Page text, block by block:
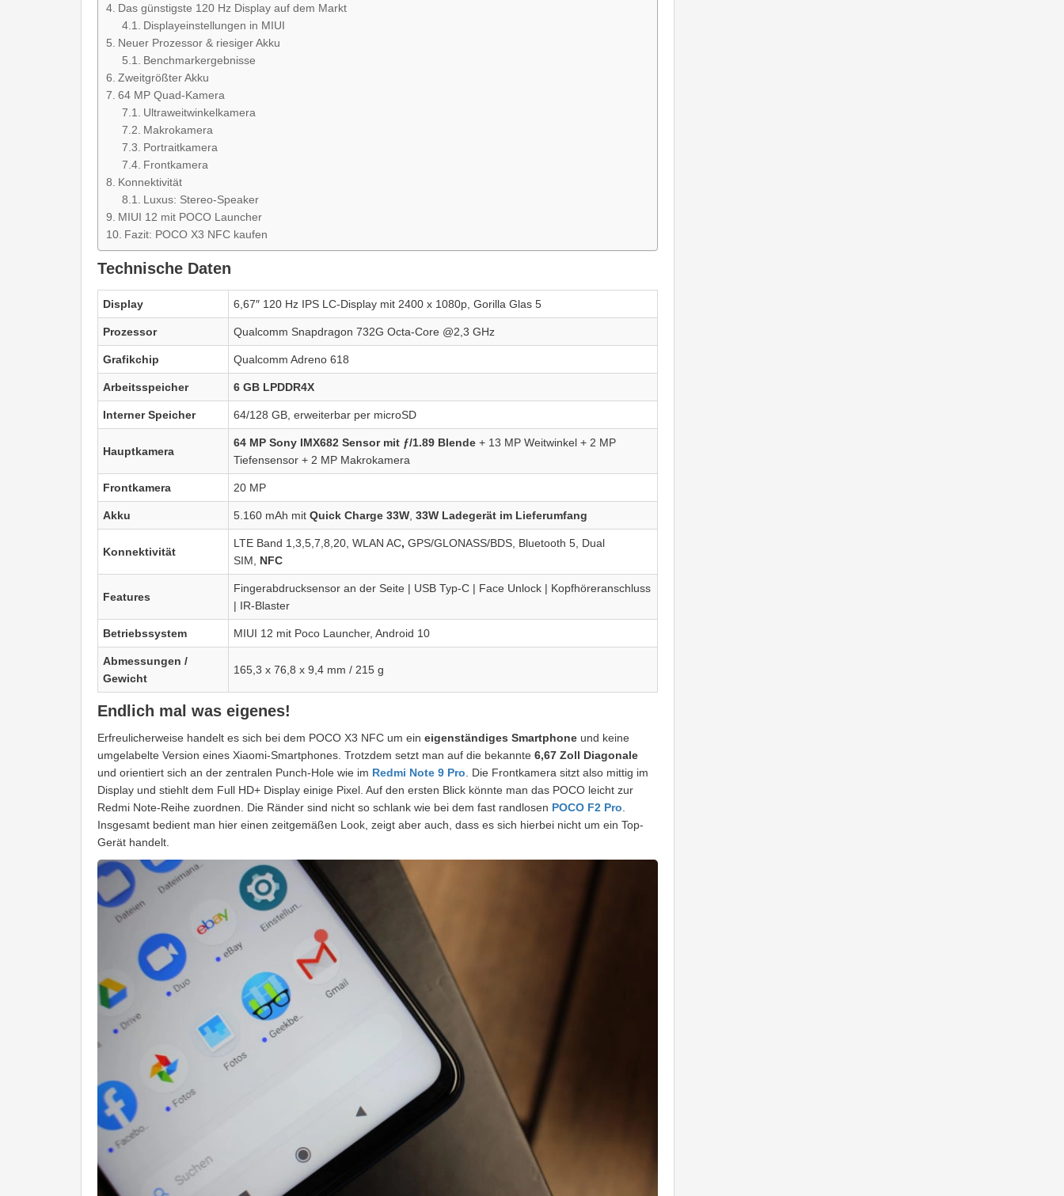
Das günstigste 120 Hz Display auf dem Markt
Displayeinstellungen in MIUI
Neuer Prozessor & riesiger Akku
Benchmarkergebnisse
Zweitgrößter Akku
64 MP Quad-Kamera
Ultraweitwinkelkamera
Makrokamera
Portraitkamera
Frontkamera
Konnektivität
Luxus: Stereo-Speaker
MIUI 12 mit POCO Launcher
Fazit: POCO X3 NFC kaufen
Technische Daten
Display 6,67″ 120 Hz IPS LC-Display mit 2400 x 1080p, Gorilla Glas 5
Prozessor Qualcomm Snapdragon 732G Octa-Core @2,3 GHz
Grafikchip Qualcomm Adreno 618
Arbeitsspeicher 6 GB LPDDR4X
Interner Speicher 64/128 GB, erweiterbar per microSD
Hauptkamera
64 MP Sony IMX682 Sensor mit ƒ/1.89 Blende + 13 MP Weitwinkel + 2 MP
Tiefensensor + 2 MP Makrokamera
Frontkamera 20 MP
Akku 5.160 mAh mit Quick Charge 33W, 33W Ladegerät im Lieferumfang
Konnektivität
LTE Band 1,3,5,7,8,20, WLAN AC, GPS/GLONASS/BDS, Bluetooth 5, Dual
SIM, NFC
Features
Fingerabdrucksensor an der Seite | USB Typ-C | Face Unlock | Kopfhöreranschluss
| IR-Blaster
Betriebssystem MIUI 12 mit Poco Launcher, Android 10
Abmessungen /
Gewicht
165,3 x 76,8 x 9,4 mm / 215 g
Endlich mal was eigenes!
Erfreulicherweise handelt es sich bei dem POCO X3 NFC um ein eigenständiges Smartphone und keine
umgelabelte Version eines Xiaomi-Smartphones. Trotzdem setzt man auf die bekannte 6,67 Zoll Diagonale
und orientiert sich an der zentralen Punch-Hole wie im Redmi Note 9 Pro. Die Frontkamera sitzt also mittig im
Display und stiehlt dem Full HD+ Display einige Pixel. Auf den ersten Blick könnte man das POCO leicht zur
Redmi Note-Reihe zuordnen. Die Ränder sind nicht so schlank wie bei dem fast randlosen POCO F2 Pro.
Insgesamt bedient man hier einen zeitgemäßen Look, zeigt aber auch, dass es sich hierbei nicht um ein Top-
Gerät handelt.